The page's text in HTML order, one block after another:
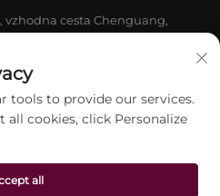
vzhodna cesta Chenguang,
Technology CO.,LTD. Vse
tools to provide our services.
cookies, click Personalize
all